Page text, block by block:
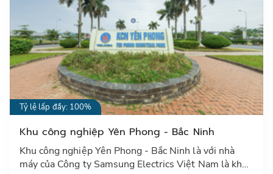
Tỷ lệ lấp đầy: 100%
Khu công nghiệp Yên Phong - Bắc Ninh
Khu công nghiệp Yên Phong - Bắc Ninh là với nhà
máy của Công ty Samsung Electrics Việt Nam là khu